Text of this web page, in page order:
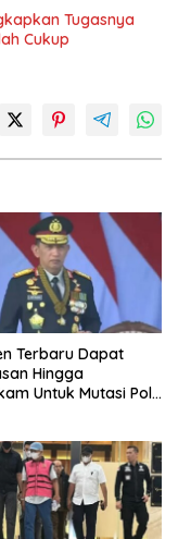
Tugasnya
Cukup
Terbaru Dapat
Hingga
Untuk Mutasi Polri